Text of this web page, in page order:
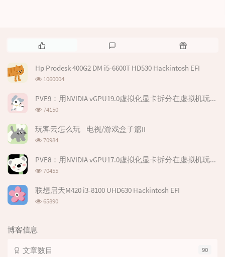
热
文
章
评
随
文
Hp Prodesk 400G2 DM i5-6600T HD530 Hackintosh EFI
浏
次
数:
1060004
PVE9：用NVIDIA vGPU19.0虚拟化显卡拆分在虚拟机玩游戏
浏
次
数:
74150
玩客云怎么玩—电视/游戏盒子篇II
浏
次
数:
70984
PVE8：用NVIDIA vGPU17.0虚拟化显卡拆分在虚拟机玩游戏--基于P106-100
浏
次
数:
70455
联想启天M420 i3-8100 UHD630 Hackintosh EFI
浏
65890
博客信息
90
文章数目